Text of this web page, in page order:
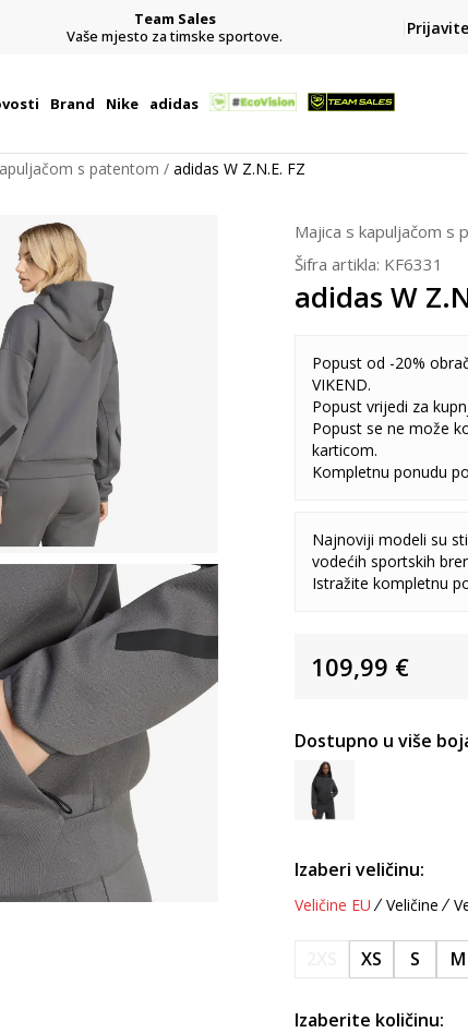
Team Sales
Vaše mjesto za timske sportove.
Brand Nike adidas
s patentom adidas W Z.N.E. FZ
Majica s kapuljačom s
Šifra artikla: KF6331
adidas W
Popust od -20%
VIKEND.
Popust vrijedi za
Popust se ne može
karticom.
Kompletnu ponudu
Najnoviji modeli su
vodećih sportskih
Istražite kompletnu
109,99 €
Dostupno u više
Izaberi veličinu:
Veličine EU Veličine
XS S M
Izaberite količinu: